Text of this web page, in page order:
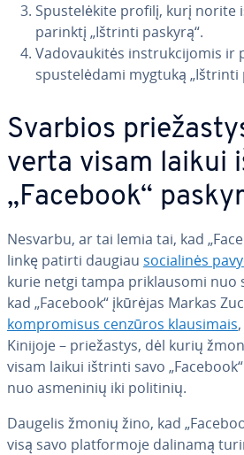
Spus­te­lė­ki­te profilį, kurį
parinktį „Ištrinti paskyrą“.
Va­do­vau­ki­tės inst­ruk­ci­jo­mis ir
spus­te­lė­da­mi mygtuką „Ištrinti
Svarbios
verta visam laikui
„Facebook“
Nesvarbu, ar tai lemia tai, kad
linkę patirti daugiau so­cia­li­nės
kurie netgi tampa pri­klau­so­mi nuo
kad „Facebook“ įkūrėjas Markas
komp­ro­mi­sus cenzūros klau­si­mais
Kinijoje – prie­žas­tys, dėl kurių
visam laikui ištrinti savo
nuo asmeninių iki politinių.
Daugelis žmonių žino, kad
visą savo plat­for­mo­je dalinamą